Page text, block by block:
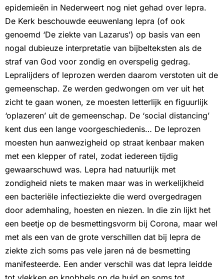
epidemieën in Nederweert nog niet gehad over lepra.
De Kerk beschouwde eeuwenlang lepra (of ook
genoemd ‘De ziekte van Lazarus’) op basis van een
nogal dubieuze interpretatie van bijbelteksten als de
straf van God voor zondig en overspelig gedrag.
Lepralijders of leprozen werden daarom verstoten uit de
gemeenschap. Ze werden gedwongen om ver uit het
zicht te gaan wonen, ze moesten letterlijk en figuurlijk
‘oplazeren’ uit de gemeenschap. De ‘social distancing’
kent dus een lange voorgeschiedenis… De leprozen
moesten hun aanwezigheid op straat kenbaar maken
met een klepper of ratel, zodat iedereen tijdig
gewaarschuwd was. Lepra had natuurlijk met
zondigheid niets te maken maar was in werkelijkheid
een bacteriële infectieziekte die werd overgedragen
door ademhaling, hoesten en niezen. In die zin lijkt het
een beetje op de besmettingsvorm bij Corona, maar wel
met als een van de grote verschillen dat bij lepra de
ziekte zich soms pas vele jaren ná de besmetting
manifesteerde. Een ander verschil was dat lepra leidde